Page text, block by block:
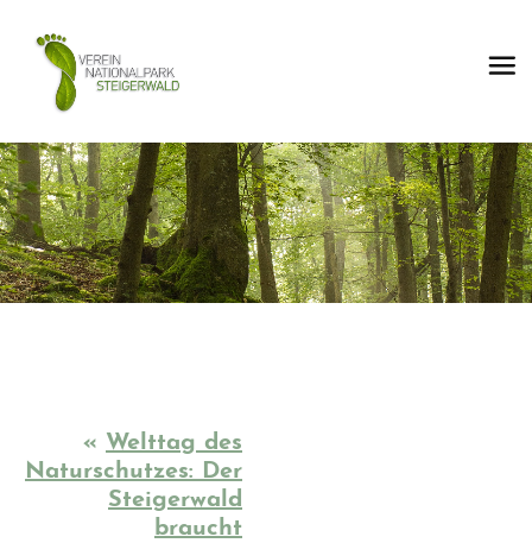
« Welttag des
Naturschutzes: Der
Steigerwald
braucht